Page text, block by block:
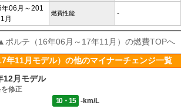
06月～201
月
燃費性能 -
ポルテ（16年06月～17年11月）の燃費TOPへ
年11月モデル）の他のマイナーチェンジ一覧
12月モデル
修正
10・15 -km/L